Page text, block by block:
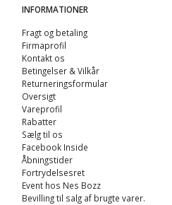
INFORMATIONER
Fragt og betaling
Firmaprofil
Kontakt os
Betingelser & Vilkår
Returneringsformular
Oversigt
Vareprofil
Rabatter
Sælg til os
Facebook Inside
Åbningstider
Fortrydelsesret
Event hos Nes Bozz
Bevilling til salg af brugte varer.